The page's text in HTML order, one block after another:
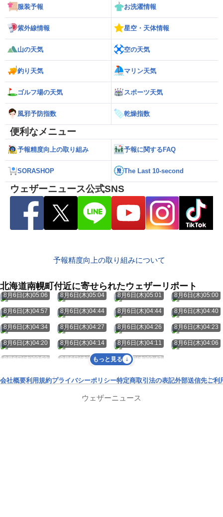
服装予報 お洗濯情報
紫外線情報 星空・天体情報
山の天気 空の天気
釣り天気 マリン天気
ゴルフ場の天気 スポーツ天気
風邪予防指数 乾燥指数
便利なメニュー
予報精度向上の取り組み 予報に関するFAQ
SORASHOP The Last 10-second
ウェザーニュース公式SNS
予報精度向上の取り組みについて
北海道南幌町付近に寄せられたウェザーリポート
8月6日(木)05:06 8月6日(木)05:04 8月6日(木)05:01 8月6日(木)05:00
8月6日(木)04:57 8月6日(木)04:44 8月6日(木)04:44 8月6日(木)04:40
8月6日(木)04:34 8月6日(木)04:27 8月6日(木)04:26 8月6日(木)04:23
8月6日(木)04:20 8月6日(木)04:14 8月6日(木)04:11 8月6日(木)04:06
8月6日(木)03:53 8月6日(木)03:48 8月6日(木)03:47
もっと見る
会社概要利用規約プライバシーポリシー特定商取引法の表記外部送信先ご利
ウェザーニュース